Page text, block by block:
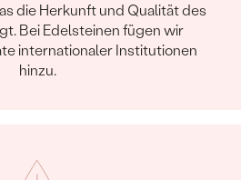
die Herkunft und Qualität des
Bei Edelsteinen fügen wir
internationaler Institutionen
hinzu.